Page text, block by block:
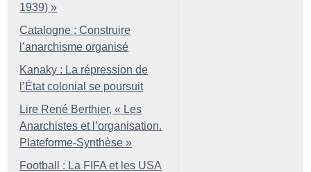
1939) »
Catalogne : Construire
l’anarchisme organisé
Kanaky : La répression de
l’État colonial se poursuit
Lire René Berthier, « Les
Anarchistes et l’organisation.
Plateforme-Synthèse »
Football : La FIFA et les USA